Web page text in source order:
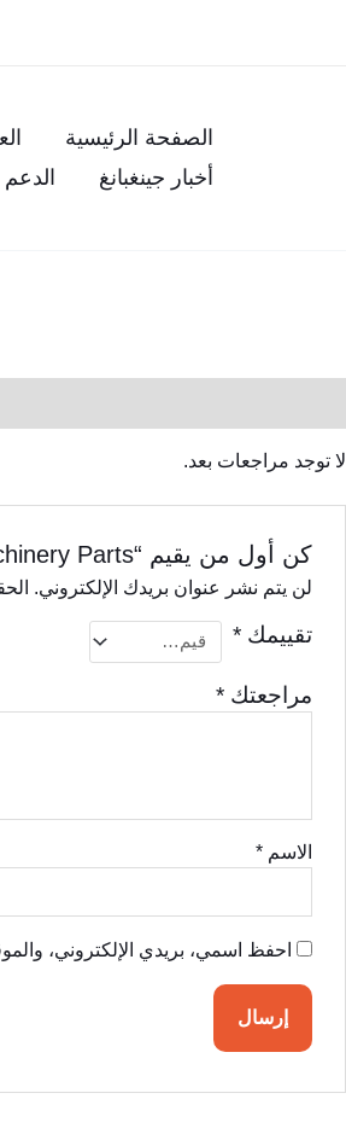
الصفحة الرئيسية
أخبار جينغبانغ
لا توجد مراجعات بعد.
كن أول من يقيم “Machinery Parts”
لن يتم نشر عنوان بريدك الإلكتروني.
تقييمك *
مراجعتك *
الاسم *
احفظ اسمي، بريدي الإلكتروني،